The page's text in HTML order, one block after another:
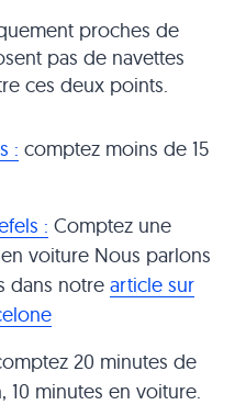
proches de
pas de navettes
ces deux points.
: comptez moins de 15
: Comptez une
voiture Nous parlons
dans notrearticle sur
20 minutes de
minutes en voiture.